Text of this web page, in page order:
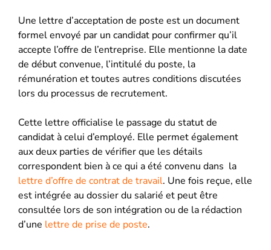
Une lettre d’acceptation de poste est un document
formel envoyé par un candidat pour confirmer qu’il
accepte l’offre de l’entreprise. Elle mentionne la date
de début convenue, l’intitulé du poste, la
rémunération et toutes autres conditions discutées
lors du processus de recrutement.
Cette lettre officialise le passage du statut de
candidat à celui d’employé. Elle permet également
aux deux parties de vérifier que les détails
correspondent bien à ce qui a été convenu dans la
lettre d’offre de contrat de travail. Une fois reçue, elle
est intégrée au dossier du salarié et peut être
consultée lors de son intégration ou de la rédaction
d’une lettre de prise de poste.